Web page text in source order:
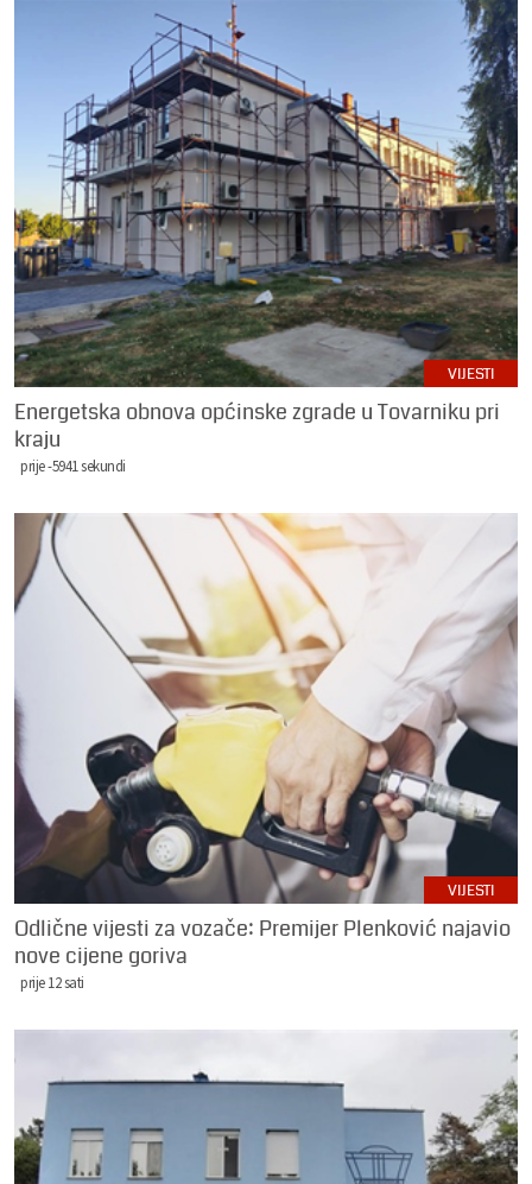
VIJESTI
Energetska obnova općinske zgrade u Tovarniku pri
kraju
prije -5941 sekundi
VIJESTI
Odlične vijesti za vozače: Premijer Plenković najavio
nove cijene goriva
prije 12 sati